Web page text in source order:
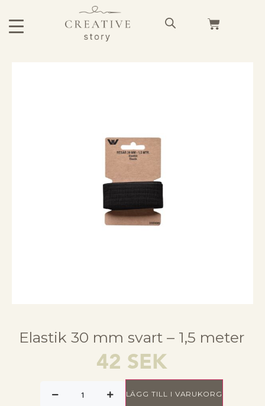
Elastik 30 mm svart – 1,5 meter
42 SEK
LÄGG TILL I VARUKORG